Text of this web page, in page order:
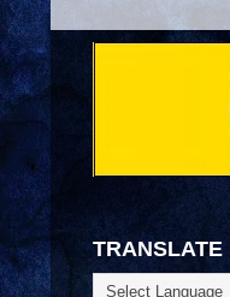
TRANSLATE